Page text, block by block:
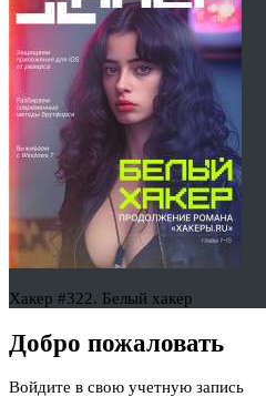
Хакер #322. Белый хакер
Добро пожаловать
Войдите в свою учетную запись